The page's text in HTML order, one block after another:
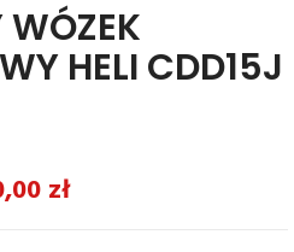
WÓZEK
HELI CDD15J
zł